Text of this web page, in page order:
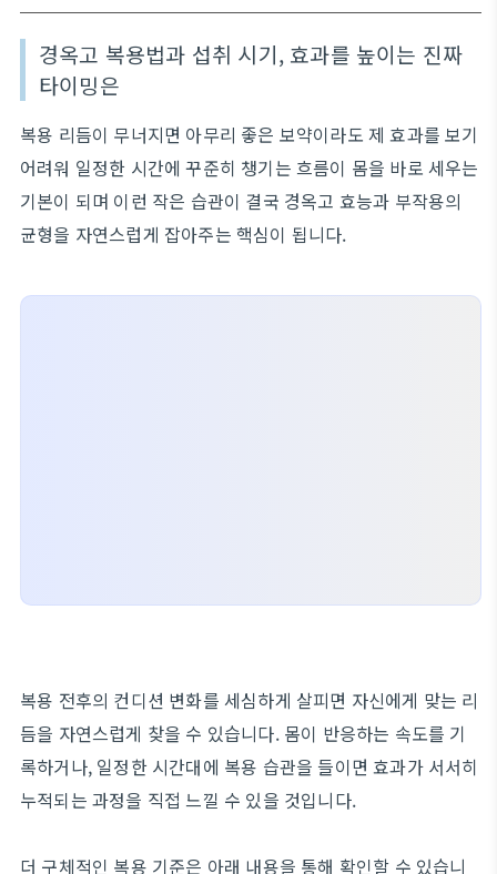
경옥고 복용법과 섭취 시기, 효과를 높이는 진짜
타이밍은
복용 리듬이 무너지면 아무리 좋은 보약이라도 제 효과를 보기
어려워 일정한 시간에 꾸준히 챙기는 흐름이 몸을 바로 세우는
기본이 되며 이런 작은 습관이 결국 경옥고 효능과 부작용의
균형을 자연스럽게 잡아주는 핵심이 됩니다.
복용 전후의 컨디션 변화를 세심하게 살피면 자신에게 맞는 리
듬을 자연스럽게 찾을 수 있습니다. 몸이 반응하는 속도를 기
록하거나, 일정한 시간대에 복용 습관을 들이면 효과가 서서히
누적되는 과정을 직접 느낄 수 있을 것입니다.
더 구체적인 복용 기준은 아래 내용을 통해 확인할 수 있습니